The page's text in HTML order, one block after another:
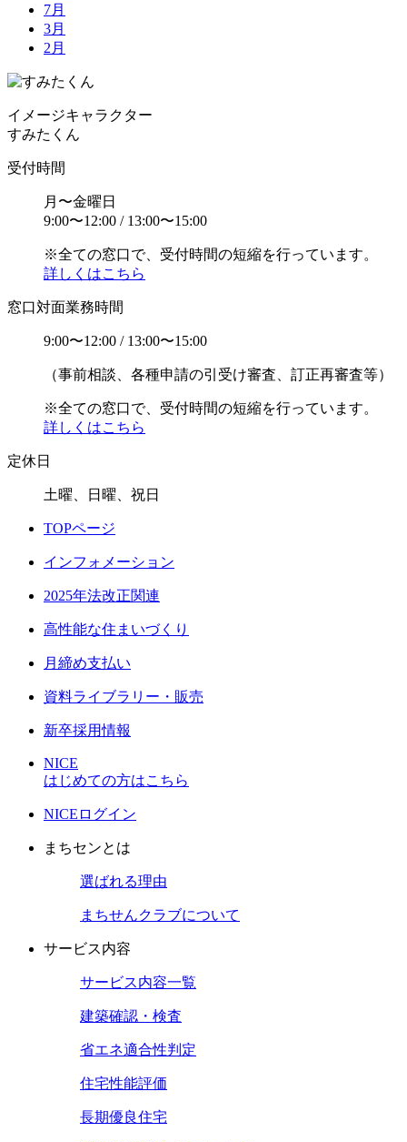
7月
3月
2月
イメージキャラクター
すみたくん
受付時間
月〜金曜日
9:00〜12:00 / 13:00〜15:00
※全ての窓口で、受付時間の短縮を行っています。
詳しくはこちら
窓口対面業務時間
9:00〜12:00 / 13:00〜15:00
（事前相談、各種申請の引受け審査、訂正再審査等）
※全ての窓口で、受付時間の短縮を行っています。
詳しくはこちら
定休日
土曜、日曜、祝日
TOPページ
インフォメーション
2025年法改正関連
高性能な住まいづくり
月締め支払い
資料ライブラリー・販売
新卒採用情報
NICE
はじめての方はこちら
NICEログイン
まちセンとは
選ばれる理由
まちせんクラブについて
サービス内容
サービス内容一覧
建築確認・検査
省エネ適合性判定
住宅性能評価
長期優良住宅